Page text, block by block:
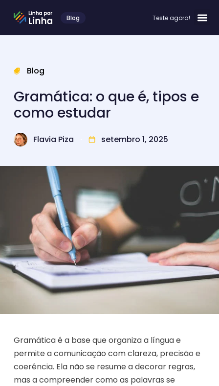
Blog Teste agora!
Blog
Gramática: o que é, tipos e
como estudar
Flavia Piza setembro 1, 2025
Gramática é a base que organiza a língua e
permite a comunicação com clareza, precisão e
coerência. Ela não se resume a decorar regras,
mas a compreender como as palavras se